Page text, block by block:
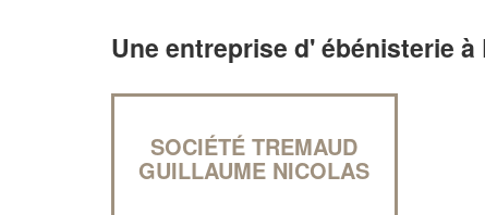
Une entreprise d' ébénisterie à
SOCIÉTÉ TREMAUD
GUILLAUME NICOLAS